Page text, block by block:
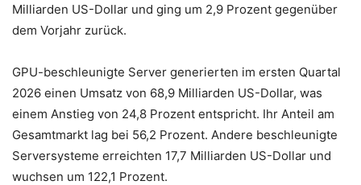
Milliarden US-Dollar und ging um 2,9 Prozent gegenüber
dem Vorjahr zurück.
GPU-beschleunigte Server generierten im ersten Quartal
2026 einen Umsatz von 68,9 Milliarden US-Dollar, was
einem Anstieg von 24,8 Prozent entspricht. Ihr Anteil am
Gesamtmarkt lag bei 56,2 Prozent. Andere beschleunigte
Serversysteme erreichten 17,7 Milliarden US-Dollar und
wuchsen um 122,1 Prozent.